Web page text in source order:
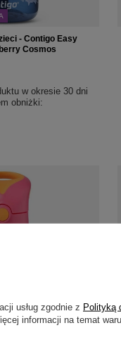
- Contigo Easy
Cosmos
w okresie 30 dni
obniżki:
usług zgodnie z Polityką
informacji na temat